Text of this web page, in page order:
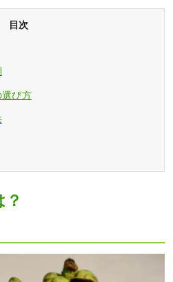
目次
選び方